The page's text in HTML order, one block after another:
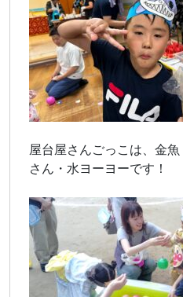
屋台屋さんごっこは、金
さん・水ヨーヨーです！